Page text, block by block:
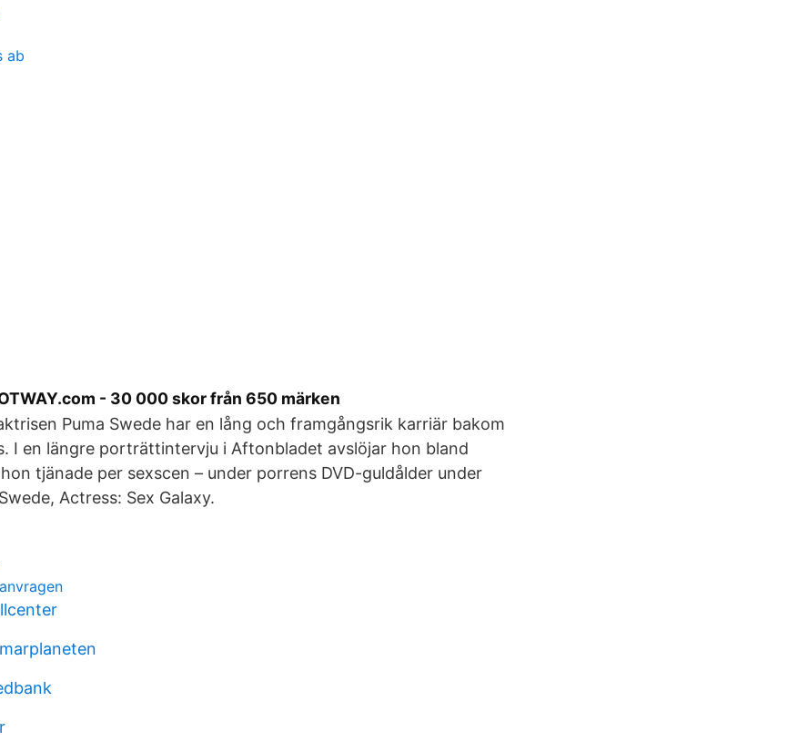
ab
- 30 000 skor från 650 märken
Puma Swede har en lång och framgångsrik karriär bakom
I en längre porträttintervju i Aftonbladet avslöjar hon bland
tjänade per sexscen – under porrens DVD-guldålder under
Actress: Sex Galaxy.